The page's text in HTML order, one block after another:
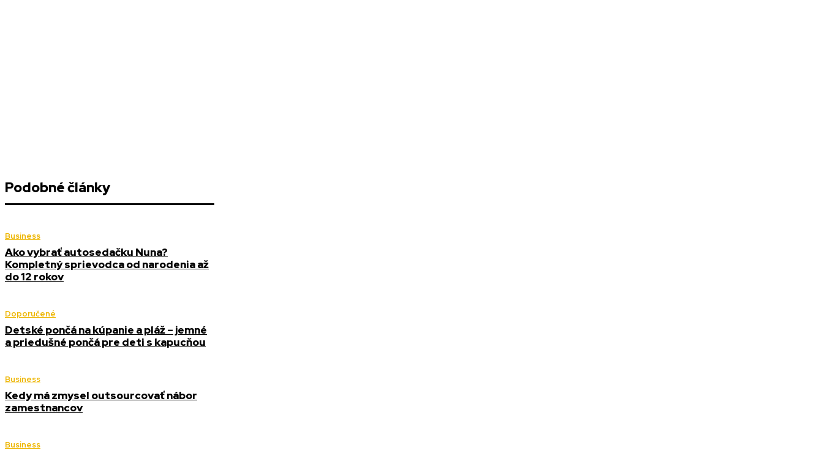
Podobné články
Business
Ako vybrať autosedačku Nuna?
Kompletný sprievodca od narodenia až
do 12 rokov
Doporučené
Detské pončá na kúpanie a pláž – jemné
a priedušné pončá pre deti s kapucňou
Business
Kedy má zmysel outsourcovať nábor
zamestnancov
Business